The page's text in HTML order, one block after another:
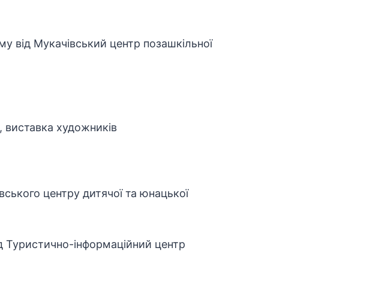
від Мукачівський центр позашкільної
виставка художників
центру дитячої та юнацької
Туристично-інформаційний центр